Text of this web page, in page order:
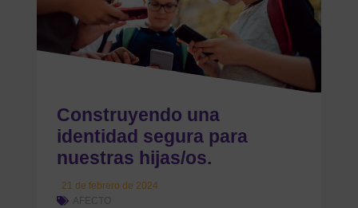
Construyendo una
identidad segura para
nuestras hijas/os.
21 de febrero de 2024
AFECTO